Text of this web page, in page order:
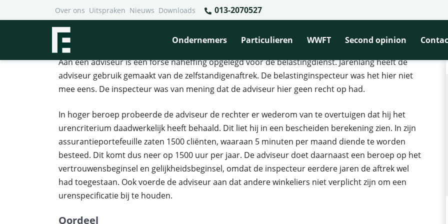
Over ons Uitspraken Nieuws Downloads 013-2070527
Ondernemers Particulieren WWFT Second opinion
Financieel Recht Advocaten>Uitspraken>Rechter gaat niet mee in redenering van adviseur
Rechter gaat niet mee in redenering van adviseur
Aan een adviseur is een forse naheffing opgelegd voor de belastingdienst. Jarenlang heeft de
adviseur gebruik gemaakt van de zelfstandigenaftrek. De belastinginspecteur was het hier niet
mee eens. De inspecteur was van mening dat de adviseur hier geen recht op had.
In hoger beroep probeerde de adviseur de rechter er wederom van te overtuigen dat hij het
urencriterium daadwerkelijk heeft behaald. Dit liet hij in een bescheiden berekening zien. In zijn
assurantieportefeuille zaten 1500 cliënten, waaraan 5 minuten per maand diende te worden
besteed. Dit komt dus neer op 1500 uur per jaar. De adviseur doet daarnaast een beroep op het
vertrouwensbeginsel en gelijkheidsbeginsel, omdat de inspecteur eerdere jaren de aftrek wel
had toegestaan. Ook voerde de adviseur aan dat andere winkeliers niet verplicht zijn om een
urenspecificatie bij te houden.
Oordeel